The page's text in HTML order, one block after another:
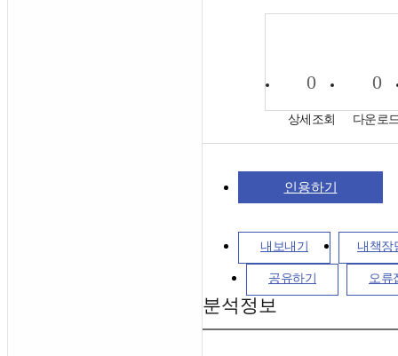
0
상세조회
0
다운로
인용하기
내보내기 내책장
공유하기 오류
분석정보